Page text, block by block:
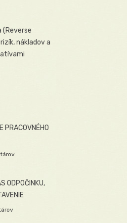
(Reverse
nákladov a
PRACOVNÉHO
ODPOČINKU,